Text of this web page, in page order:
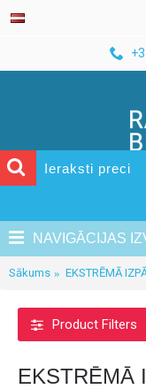
NAVIGĀCIJAS
Sākums EKSTRĒMĀ
Product Filters
EKSTRĒMĀ